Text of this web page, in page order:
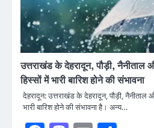
उत्तराखंड के देहरादून, पौड़ी,
हिस्सों में भारी बारिश होने की संभावना
देहरादून: उत्तराखंड के देहरादून, पौड़ी,
भारी बारिश होने की संभावना है। अन्य…